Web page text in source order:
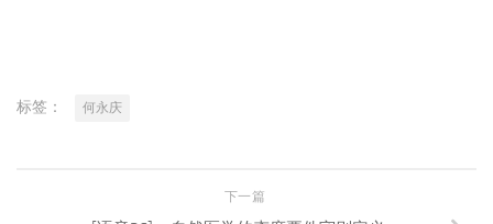
标签： 何永庆
下一篇